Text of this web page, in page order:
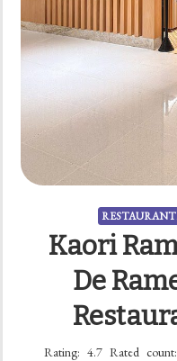
Kaori
De
Rating: 4.7 Rated